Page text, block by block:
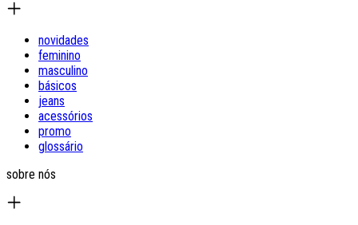
novidades
feminino
masculino
básicos
jeans
acessórios
promo
glossário
sobre nós